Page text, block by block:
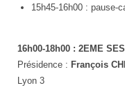
15h45-16h00 : pause-
16h00-18h00 : 2EME
Présidence : François
Lyon 3